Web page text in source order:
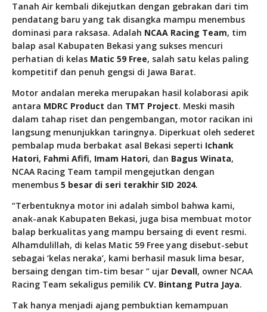
Tanah Air kembali dikejutkan dengan gebrakan dari tim
pendatang baru yang tak disangka mampu menembus
dominasi para raksasa. Adalah NCAA Racing Team, tim
balap asal Kabupaten Bekasi yang sukses mencuri
perhatian di kelas Matic 59 Free, salah satu kelas paling
kompetitif dan penuh gengsi di Jawa Barat.
Motor andalan mereka merupakan hasil kolaborasi apik
antara MDRC Product dan TMT Project. Meski masih
dalam tahap riset dan pengembangan, motor racikan ini
langsung menunjukkan taringnya. Diperkuat oleh sederet
pembalap muda berbakat asal Bekasi seperti Ichank
Hatori, Fahmi Afifi, Imam Hatori, dan Bagus Winata,
NCAA Racing Team tampil mengejutkan dengan
menembus 5 besar di seri terakhir SID 2024.
“Terbentuknya motor ini adalah simbol bahwa kami,
anak-anak Kabupaten Bekasi, juga bisa membuat motor
balap berkualitas yang mampu bersaing di event resmi.
Alhamdulillah, di kelas Matic 59 Free yang disebut-sebut
sebagai ‘kelas neraka’, kami berhasil masuk lima besar,
bersaing dengan tim-tim besar ” ujar Devall, owner NCAA
Racing Team sekaligus pemilik CV. Bintang Putra Jaya.
Tak hanya menjadi ajang pembuktian kemampuan